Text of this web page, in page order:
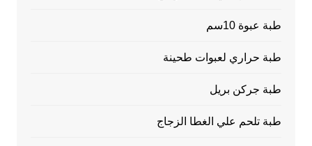
طبة عبوة 10سم
طبة حراري لعبوات طحينة
طبة جركن بريل
طبة تلحم علي الغطا الزجاج